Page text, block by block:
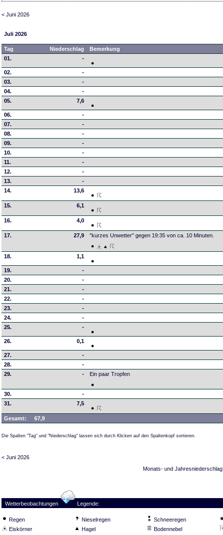
< Juni 2026
Juli 2026
Tag Niederschlag
Bemerkung
01.
-
02.
-
03.
-
04.
-
05.
7,6
06.
-
07.
-
08.
-
09.
-
10.
-
11.
-
12.
-
13.
-
14.
13,6
15. 6,1
16. 4,0
17. 27,9 "kurzes Unwetter" gegen 19:35 von ca. 10 Minuten.
18. 1,1
19.
-
20.
-
21.
-
22.
-
23.
-
24.
-
25.
-
26. 0,1
27.
-
28.
-
29.
- Ein paar Tropfen
30.
-
31.
7,5
Gesamt: 67,9
Die Spalten "Tag" und "Niederschlag" lassen sich durch Klicken auf den Spaltenkopf sortieren.
< Juni 2026
Monats- und Jahresniederschlag
Wetterbeobachtungen Legende:
Regen Nieselregen
Schneeregen
Eiskörner
Hagel
Bodennebel